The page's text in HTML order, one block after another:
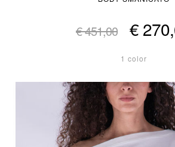
€ 451,00 €
1 color